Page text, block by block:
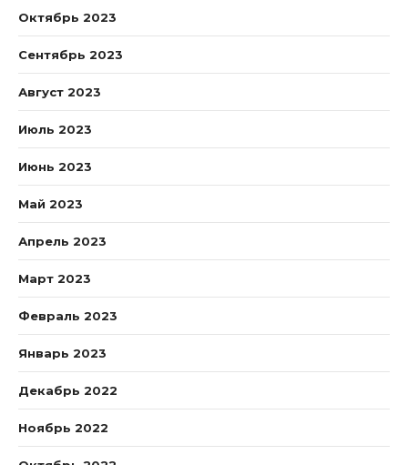
Октябрь 2023
Сентябрь 2023
Август 2023
Июль 2023
Июнь 2023
Май 2023
Апрель 2023
Март 2023
Февраль 2023
Январь 2023
Декабрь 2022
Ноябрь 2022